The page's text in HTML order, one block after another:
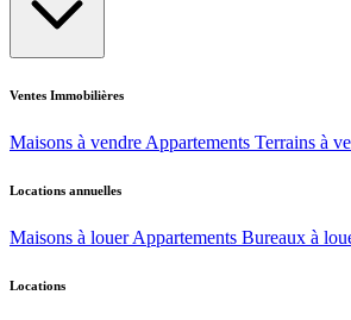
Ventes Immobilières
Maisons à vendre Appartements Terrains à
Locations annuelles
Maisons à louer Appartements Bureaux à
Locations